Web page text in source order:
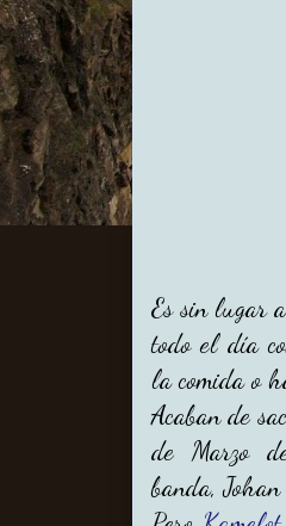
Es sin lugar
todo el día
la comida o
Acaban de
de Marzo
banda, Johan